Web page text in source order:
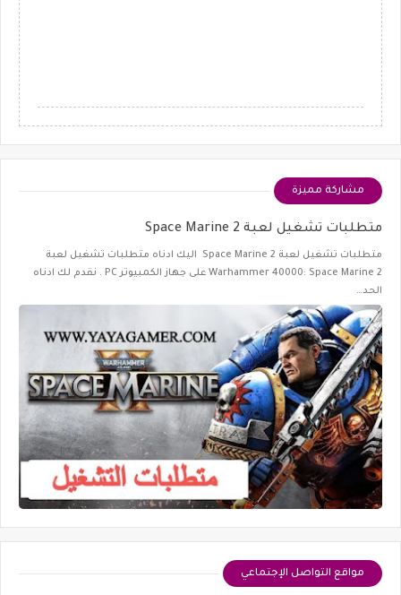
مشاركة مميزة
متطلبات تشغيل لعبة Space Marine 2
متطلبات تشغيل لعبة Space Marine 2 اليك ادناه متطلبات تشغيل لعبة
Warhammer 40000: Space Marine 2 على جهاز الكمبيوتر PC . نقدم لك ادناه
الحد…
مواقع التواصل الإجتماعي